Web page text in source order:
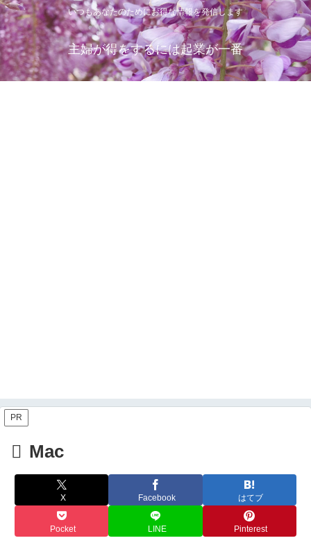
いつもあなたのためにお得な情報を発信します
主婦が得をするには起業が一番
PR
Mac
X Facebook はてブ
Pocket LINE Pinterest